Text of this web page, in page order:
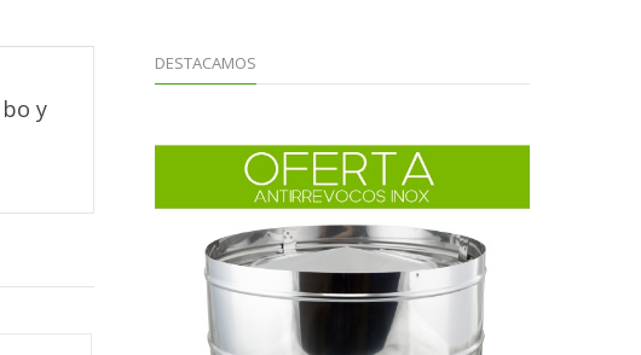
y
DESTACAMOS